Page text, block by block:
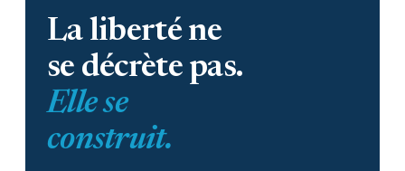
La liberté ne
se décrète pas.
Elle se
construit.